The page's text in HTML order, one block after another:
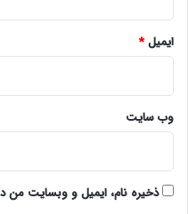
ایمیل*
وب‌ سایت
ذخیره نام، ایمیل و وبسایت من